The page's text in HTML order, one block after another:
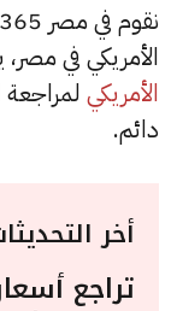
الأمريكي في
الأمريكي
دائم.
أخر
تراجع